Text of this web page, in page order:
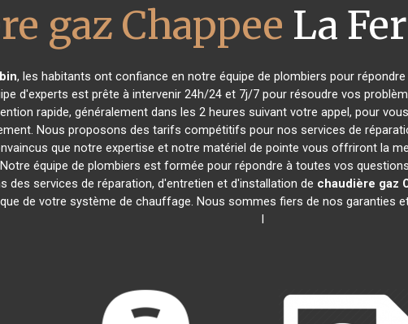
gaz Chappee La
, les habitants ont confiance en notre équipe de plombiers pour
d'experts est prête à intervenir 24h/24 et 7j/7 pour résoudre vos
rapide, généralement dans les 2 heures suivant votre appel, pour
Nous proposons des tarifs compétitifs pour nos services de
que notre expertise et notre matériel de pointe vous offriront la
équipe de plombiers est formée pour répondre à toutes vos
des services de réparation, d'entretien et d'installation de chaudière gaz
de votre système de chauffage. Nous sommes fiers de nos
l